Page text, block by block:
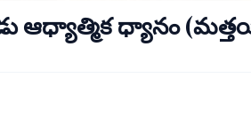
ఆధ్యాత్మిక ధ్యానం